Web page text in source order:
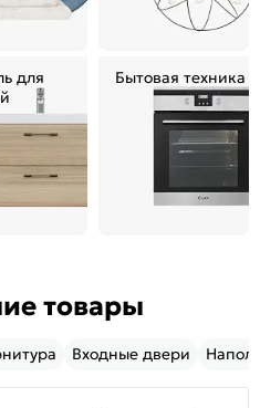
для
Бытовая техника
товары
Входные двери